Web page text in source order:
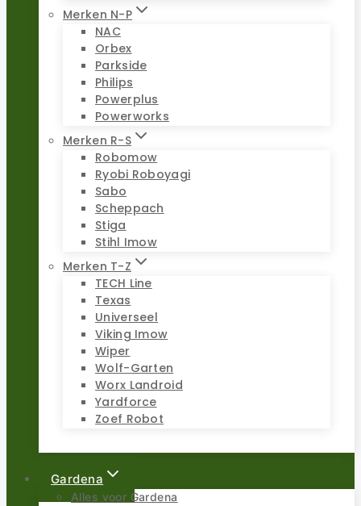
Merken N-P
NAC
Orbex
Parkside
Philips
Powerplus
Powerworks
Merken R-S
Robomow
Ryobi Roboyagi
Sabo
Scheppach
Stiga
Stihl Imow
Merken T-Z
TECH Line
Texas
Universeel
Viking Imow
Wiper
Wolf-Garten
Worx Landroid
Yardforce
Zoef Robot
Gardena
Alles voor Gardena